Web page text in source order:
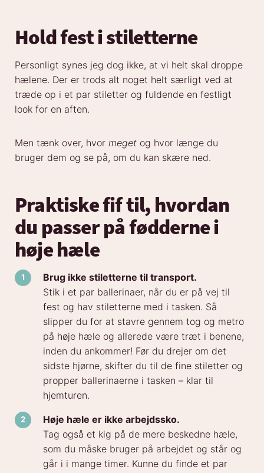
Hold fest i stiletterne
Personligt synes jeg dog ikke, at vi helt skal droppe
hælene. Der er trods alt noget helt særligt ved at
træde op i et par stiletter og fuldende en festligt
look for en aften.
Men tænk over, hvor meget og hvor længe du
bruger dem og se på, om du kan skære ned.
Praktiske fif til, hvordan
du passer på fødderne i
høje hæle
Brug ikke stiletterne til transport.
Stik i et par ballerinaer, når du er på vej til
fest og hav stiletterne med i tasken. Så
slipper du for at stavre gennem tog og metro
på høje hæle og allerede være træt i benene,
inden du ankommer! Før du drejer om det
sidste hjørne, skifter du til de fine stiletter og
propper ballerinaerne i tasken – klar til
hjemturen.
Høje hæle er ikke arbejdssko.
Tag også et kig på de mere beskedne hæle,
som du måske bruger på arbejdet og står og
går i i mange timer. Kunne du finde et par